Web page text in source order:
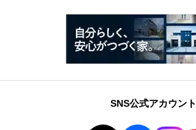
SNS公式アカウント